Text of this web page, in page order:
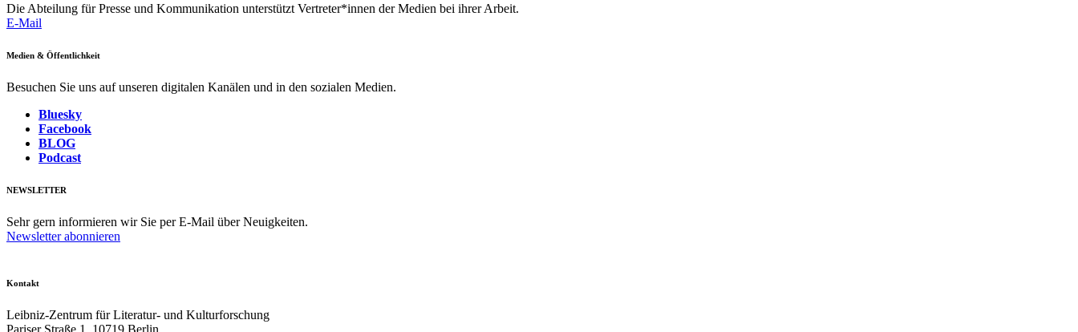
Die Abteilung für Presse und Kommunikation unterstützt Vertreter*innen der Medien bei ihrer Arbeit.
E-Mail
Medien & Öffentlichkeit
Besuchen Sie uns auf unseren digitalen Kanälen und in den sozialen Medien.
Bluesky
Facebook
BLOG
Podcast
NEWSLETTER
Sehr gern informieren wir Sie per E-Mail über Neuigkeiten.
Newsletter abonnieren
Kontakt
Leibniz-Zentrum für Literatur- und Kulturforschung
Pariser Straße 1, 10719 Berlin